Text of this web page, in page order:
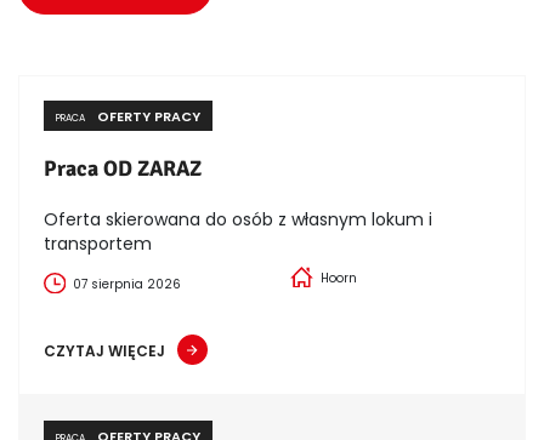
PRACA OFERTY PRACY
Praca OD ZARAZ
Oferta skierowana do osób z własnym lokum i
transportem
07 sierpnia 2026 Hoorn
CZYTAJ WIĘCEJ
OFERTY PRACY